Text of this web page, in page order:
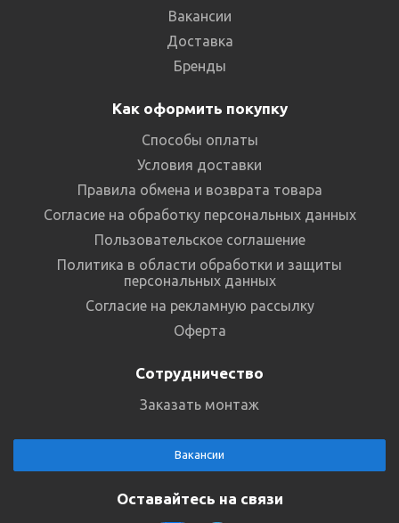
Вакансии
Доставка
Бренды
Как оформить покупку
Способы оплаты
Условия доставки
Правила обмена и возврата товара
Согласие на обработку персональных данных
Пользовательское соглашение
Политика в области обработки и защиты
персональных данных
Согласие на рекламную рассылку
Оферта
Сотрудничество
Заказать монтаж
Вакансии
Оставайтесь на связи